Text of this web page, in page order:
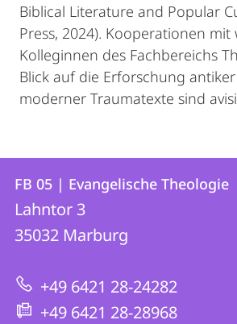
Biblical Literature and Popular
Press, 2024). Kooperationen mit
Kolleginnen des Fachbereichs
Blick auf die Erforschung
moderner Traumatexte sind
Kontakt
und
Informationen
zur
Website
Kontaktinformationen
FB
05
|
Evangelische
Theologie
FB 05 | Evangelische Theologie
Lahntor 3
35032 Marburg
+49 6421 28-24282
+49 6421 28-28968